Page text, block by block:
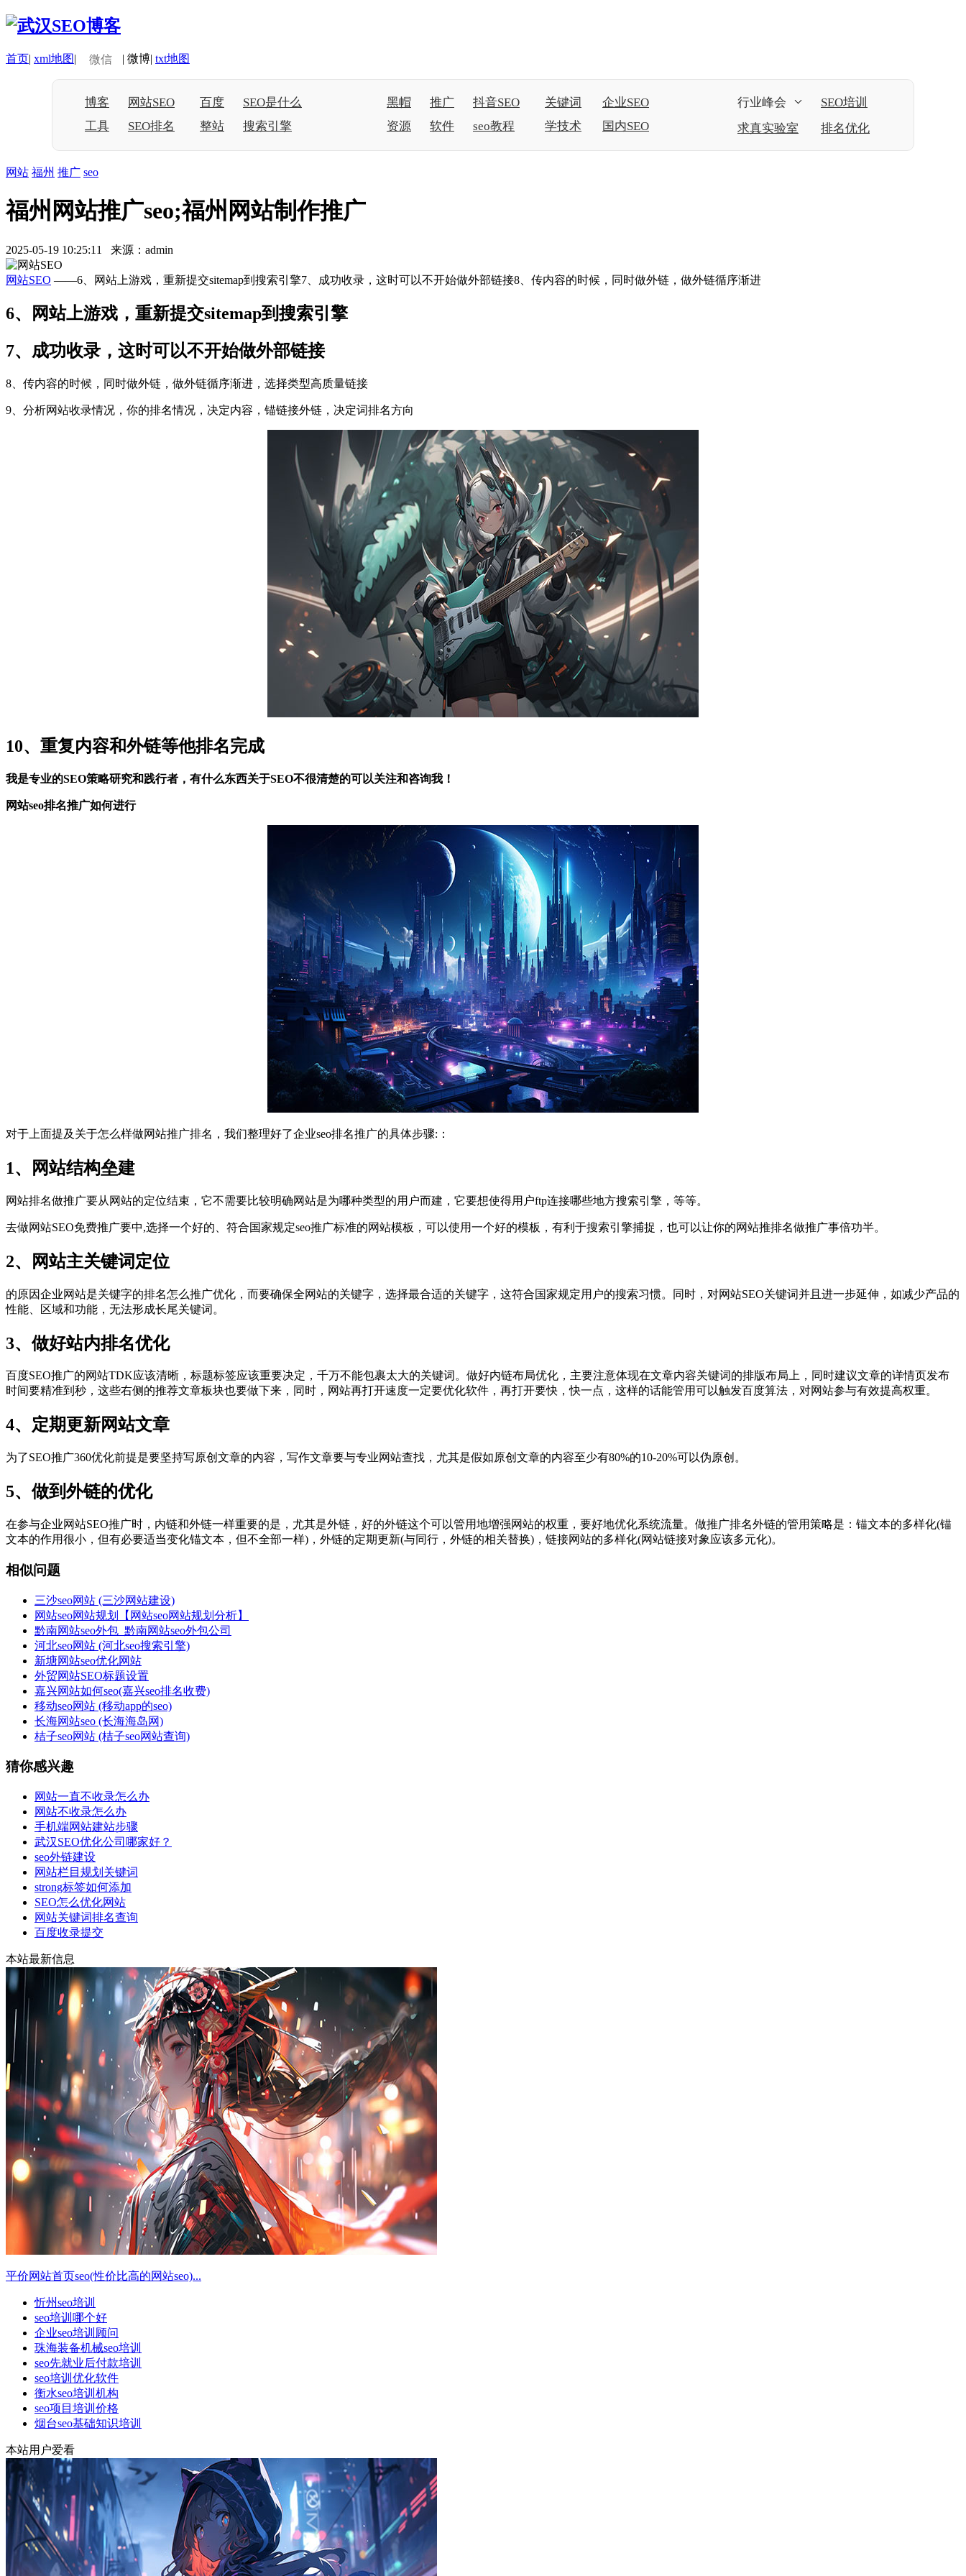
首页| xml地图| 微信 | 微博| txt地图
博客 网站SEO 百度
SEO是什么
工具
SEO排名 整站 搜索引擎
黑帽 推广 抖音SEO 关键词
企业SEO
资源
软件 seo教程 学技术 国内SEO
行业峰会
SEO培训
求真实验室
排名优化
网站 福州 推广 seo
福州网站推广seo;福州网站制作推广
2025-05-19 10:25:11 来源：admin
网站SEO ——6、网站上游戏，重新提交sitemap到搜索引擎7、成功收录，这时可以不开始做外部链接8、传内容的时候，同时做外链，做外链循序渐进
6、网站上游戏，重新提交sitemap到搜索引擎
7、成功收录，这时可以不开始做外部链接
8、传内容的时候，同时做外链，做外链循序渐进，选择类型高质量链接
9、分析网站收录情况，你的排名情况，决定内容，锚链接外链，决定词排名方向
10、重复内容和外链等他排名完成
我是专业的SEO策略研究和践行者，有什么东西关于SEO不很清楚的可以关注和咨询我！
网站seo排名推广如何进行
对于上面提及关于怎么样做网站推广排名，我们整理好了企业seo排名推广的具体步骤:：
1、网站结构垒建
网站排名做推广要从网站的定位结束，它不需要比较明确网站是为哪种类型的用户而建，它要想使得用户ftp连接哪些地方搜索引擎，等等。
去做网站SEO免费推广要中,选择一个好的、符合国家规定seo推广标准的网站模板，可以使用一个好的模板，有利于搜索引擎捕捉，也可以让你的网站推排名做推广事倍功半。
2、网站主关键词定位
的原因企业网站是关键字的排名怎么推广优化，而要确保全网站的关键字，选择最合适的关键字，这符合国家规定用户的搜索习惯。同时，对网站SEO关键词并且进一步延伸，如减少产品的
性能、区域和功能，无法形成长尾关键词。
3、做好站内排名优化
百度SEO推广的网站TDK应该清晰，标题标签应该重要决定，千万不能包裹太大的关键词。做好内链布局优化，主要注意体现在文章内容关键词的排版布局上，同时建议文章的详情页发布
时间要精准到秒，这些右侧的推荐文章板块也要做下来，同时，网站再打开速度一定要优化软件，再打开要快，快一点，这样的话能管用可以触发百度算法，对网站参与有效提高权重。
4、定期更新网站文章
为了SEO推广360优化前提是要坚持写原创文章的内容，写作文章要与专业网站查找，尤其是假如原创文章的内容至少有80%的10-20%可以伪原创。
5、做到外链的优化
在参与企业网站SEO推广时，内链和外链一样重要的是，尤其是外链，好的外链这个可以管用地增强网站的权重，要好地优化系统流量。做推广排名外链的管用策略是：锚文本的多样化(锚
文本的作用很小，但有必要适当变化锚文本，但不全部一样)，外链的定期更新(与同行，外链的相关替换)，链接网站的多样化(网站链接对象应该多元化)。
相似问题
三沙seo网站 (三沙网站建设)
网站seo网站规划【网站seo网站规划分析】
黔南网站seo外包_黔南网站seo外包公司
河北seo网站 (河北seo搜索引擎)
新塘网站seo优化网站
外贸网站SEO标题设置
嘉兴网站如何seo(嘉兴seo排名收费)
移动seo网站 (移动app的seo)
长海网站seo (长海海岛网)
桔子seo网站 (桔子seo网站查询)
猜你感兴趣
网站一直不收录怎么办
网站不收录怎么办
手机端网站建站步骤
武汉SEO优化公司哪家好？
seo外链建设
网站栏目规划关键词
strong标签如何添加
SEO怎么优化网站
网站关键词排名查询
百度收录提交
本站最新信息
平价网站首页seo(性价比高的网站seo)...
忻州seo培训
seo培训哪个好
企业seo培训顾问
珠海装备机械seo培训
seo先就业后付款培训
seo培训优化软件
衡水seo培训机构
seo项目培训价格
烟台seo基础知识培训
本站用户爱看